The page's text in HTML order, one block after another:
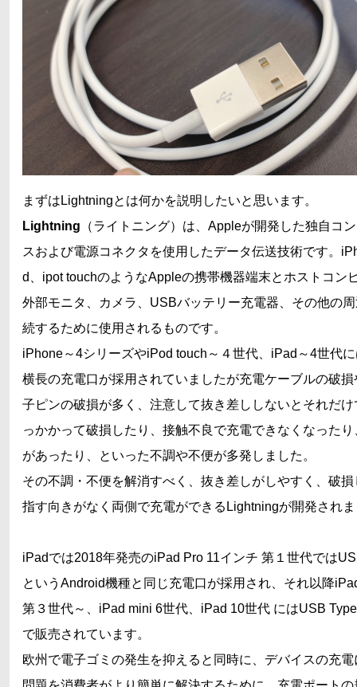
まずはLightningとは何かを説明したいと思います。
Lightning （ライトニング）は、Appleが開発した独自コ
スおよび電源コネクタを使用したデータ伝送技術です。
d、ipot touchのようなAppleの携帯機器端末とホストコン
外部モニタ、カメラ、USBバッテリー充電器、その他の
続するために使用されるものです。
iPhone～4シリーズやiPod touch～４世代、iPad～4世代
横長の充電口が採用されていましたが充電ケーブルの破
子ピンの破損が多く、注意して抜き差ししないとそれだ
っかかって破損したり、接触不良で充電できなくなった
があったり、といった不調や不便が多発しました。
その不調・不便を解消すべく、抜き差しがしやすく、破
指す向きがなく両側で充電ができるLightningが開発され
iPadでは2018年発売のiPad Pro 11インチ 第１世代では
というAndroid機種と同じ充電口が採用され、それ以降
第３世代～、iPad mini 6世代、iPad 10世代 にはUSB
で販売されています。
欧州で電子ゴミの発生を抑えると同時に、デバイスの充